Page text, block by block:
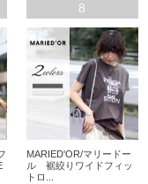
8
MARIED'OR/マリードー
ル 裾絞りワイドフィッ
トロ...